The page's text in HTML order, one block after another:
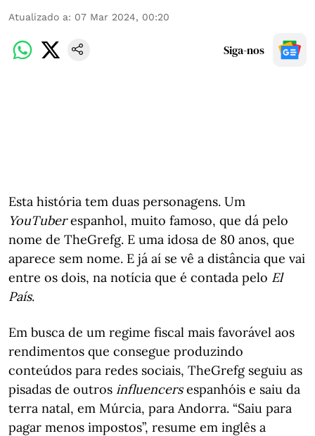
Atualizado a: 07 Mar 2024, 00:20
Siga-nos
Esta história tem duas personagens. Um
YouTuberespanhol, muito famoso, que dá pelo
nome de TheGrefg. E uma idosa de 80 anos, que
aparece sem nome. E já aí se vê a distância que vai
entre os dois, na notícia que é contada pelo El
País.
Em busca de um regime fiscal mais favorável aos
rendimentos que consegue produzindo
conteúdos para redes sociais, TheGrefg seguiu as
pisadas de outros influencersespanhóis e saiu da
terra natal, em Múrcia, para Andorra. “Saiu para
pagar menos impostos”, resume em inglês a